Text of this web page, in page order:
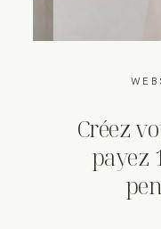
Créez
payez